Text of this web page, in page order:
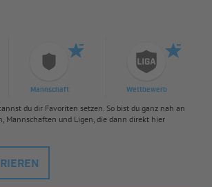
Mannschaft Wettbewerb
du dir Favoriten setzen. So bist du ganz nah an
Mannschaften und Ligen, die dann direkt hier